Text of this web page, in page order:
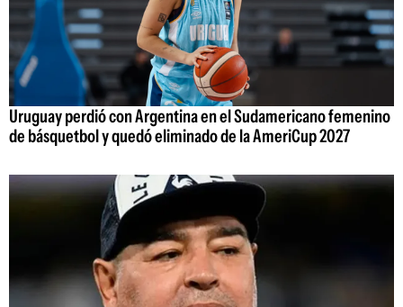
Uruguay perdió con Argentina en el Sudamericano femenino
de básquetbol y quedó eliminado de la AmeriCup 2027